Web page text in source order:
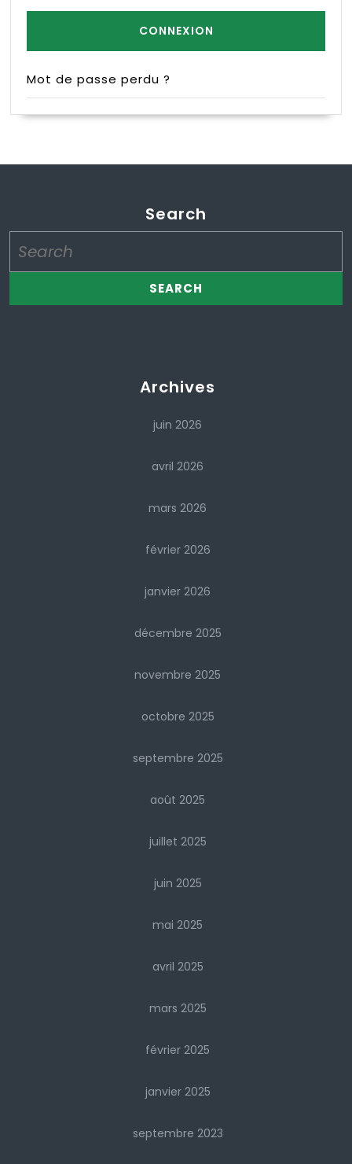
Mot de passe perdu ?
Search
for:
Archives
juin 2026
avril 2026
mars 2026
février 2026
janvier 2026
décembre 2025
novembre 2025
octobre 2025
septembre 2025
août 2025
juillet 2025
juin 2025
mai 2025
avril 2025
mars 2025
février 2025
janvier 2025
septembre 2023